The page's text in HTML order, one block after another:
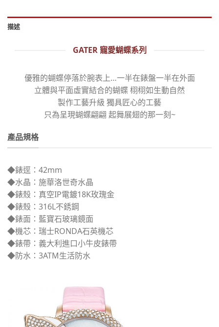
描述
GATER 寵愛蝴蝶系列
優雅的蝴蝶停落於腕表上…一半在錶盤一半在外面
立體與平面虛實結合的蝴蝶 栩栩如生動自然
製作工藝升級 獨具匠心的工藝
只為呈現蝴蝶翩翩 起舞展翅的那一刻~
產品規格
◆錶逕：42mm
◆水晶：施華洛世奇水晶
◆錶殼：真空IP電鍍18K玫瑰金
◆錶殼：316L不銹鋼
◆錶面：藍寶石玻璃鏡面
◆機芯：瑞士RONDA石英機芯
◆錶帶：義大利進口小牛皮錶帶
◆防水：3ATM生活防水